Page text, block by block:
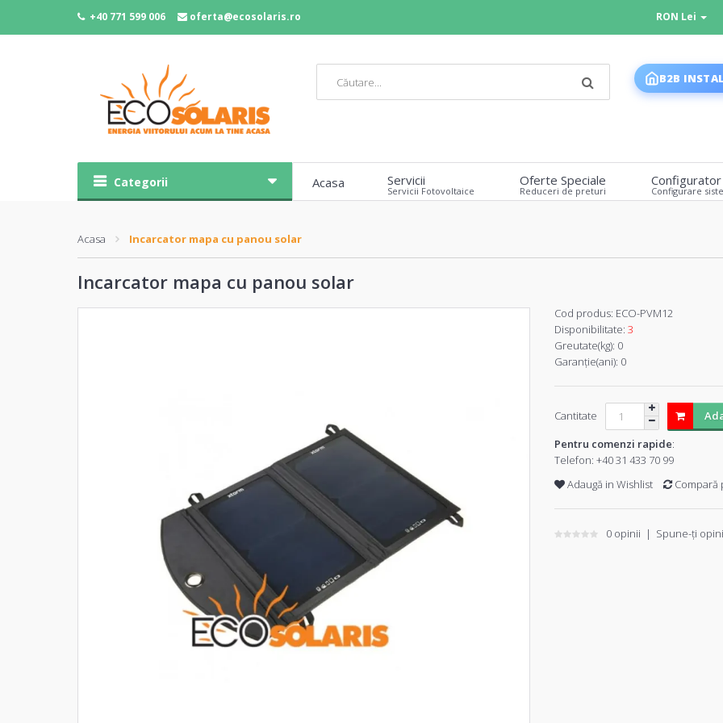
+40 771 599 006 oferta@ecosolaris.ro RON Lei
B2B
Categorii Acasa Servicii
Servicii Fotovoltaice
Oferte Speciale
Reduceri de preturi
Configurator
Configurare
Acasa Incarcator mapa cu panou solar
Incarcator mapa cu panou solar
Cod produs: ECO-PVM12
Disponibilitate: 3
Greutate(kg): 0
Garanţie(ani): 0
Cantitate
Pentru comenzi rapide:
Telefon: +40 31 433 70 99
Adaugă in Wishlist
Compară
0 opinii | Spune-ţi